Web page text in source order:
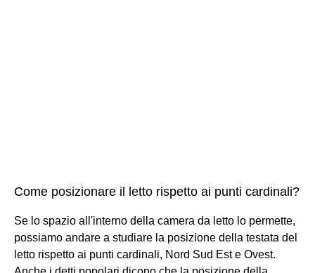
Come posizionare il letto rispetto ai punti cardinali?
Se lo spazio all'interno della camera da letto lo permette,
possiamo andare a studiare la posizione della testata del
letto rispetto ai punti cardinali, Nord Sud Est e Ovest.